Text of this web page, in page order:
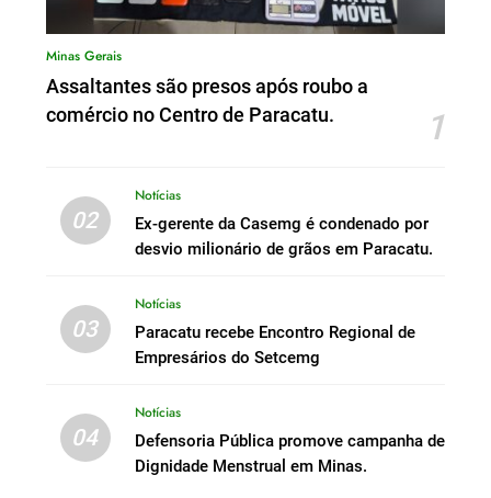
Minas Gerais
Assaltantes são presos após roubo a
comércio no Centro de Paracatu.
1
02
Notícias
Ex-gerente da Casemg é condenado por
desvio milionário de grãos em Paracatu.
03
Notícias
Paracatu recebe Encontro Regional de
Empresários do Setcemg
04
Notícias
Defensoria Pública promove campanha de
Dignidade Menstrual em Minas.